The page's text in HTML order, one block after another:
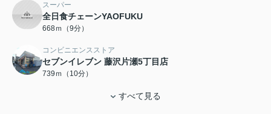
スーパー
全日食チェーンYAOFUKU
668ｍ（9分）
コンビニエンスストア
セブンイレブン 藤沢片瀬5丁目店
739ｍ（10分）
すべて見る